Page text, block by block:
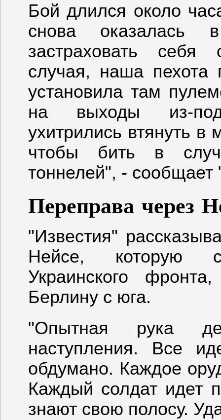
Бой длился около
снова оказалась
застраховать себя
случая, наша пехота
установила там
на выходы из-
ухитрились втянуть
чтобы бить в
тоннелей", - сообщает
Переправа через
"Известия"
Нейсе, которую
Украинского
Берлину с юга.
"Опытная рука
наступления. Все
обдумано. Каждое
Каждый солдат идет
знают свою полосу.